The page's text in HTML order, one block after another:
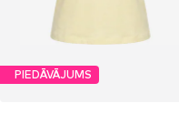
PIEDĀVĀJUMS